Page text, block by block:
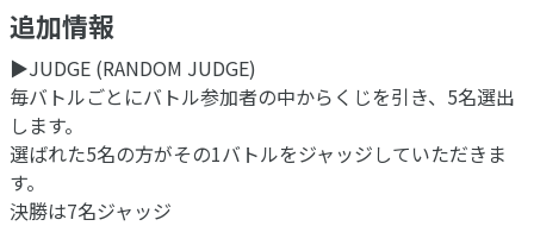
追加情報
▶︎JUDGE (RANDOM JUDGE)
毎バトルごとにバトル参加者の中からくじを引き、5名選出
します。
選ばれた5名の方がその1バトルをジャッジしていただきま
す。
決勝は7名ジャッジ